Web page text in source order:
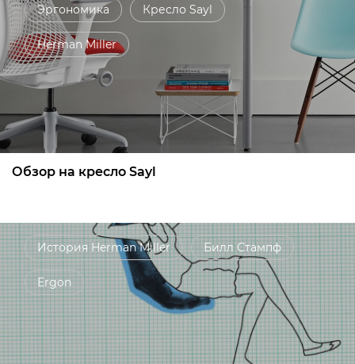
Эргономика Кресло Sayl
Herman Miller
Обзор на кресло Sayl
История Herman Miller Билл Стампф
Ergon